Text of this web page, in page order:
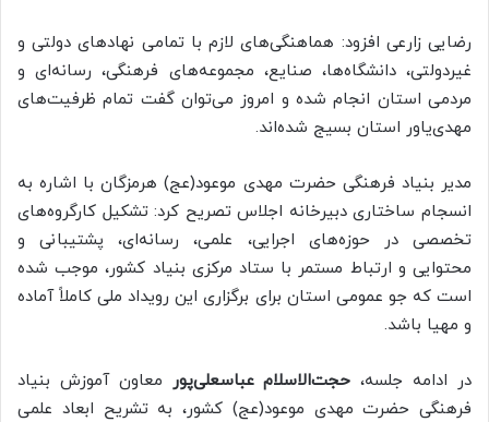
رضایی زارعی افزود: هماهنگی‌های لازم با تمامی نهادهای دولتی و
غیردولتی، دانشگاه‌ها، صنایع، مجموعه‌های فرهنگی، رسانه‌ای و
مردمی استان انجام شده و امروز می‌توان گفت تمام ظرفیت‌های
مهدی‌یاور استان بسیج شده‌اند.
مدیر بنیاد فرهنگی حضرت مهدی موعود(عج) هرمزگان با اشاره به
انسجام ساختاری دبیرخانه اجلاس تصریح کرد: تشکیل کارگروه‌های
تخصصی در حوزه‌های اجرایی، علمی، رسانه‌ای، پشتیبانی و
محتوایی و ارتباط مستمر با ستاد مرکزی بنیاد کشور، موجب شده
است که جو عمومی استان برای برگزاری این رویداد ملی کاملاً آماده
و مهیا باشد.
در ادامه جلسه، حجت‌الاسلام عباسعلی‌پور
معاون آموزش بنیاد
فرهنگی حضرت مهدی موعود(عج) کشور، به تشریح ابعاد علمی